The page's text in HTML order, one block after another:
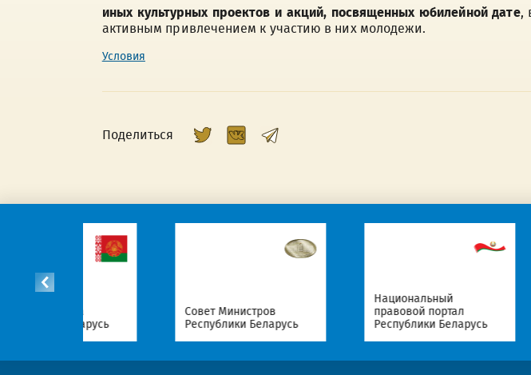
иных культурных проектов и акций, посвященных юбилейной дате,
активным привлечением к участию в них молодежи.
Условия
Поделиться
Совет Министров
Республики Беларусь
правовой портал
Республики Беларусь
туризма